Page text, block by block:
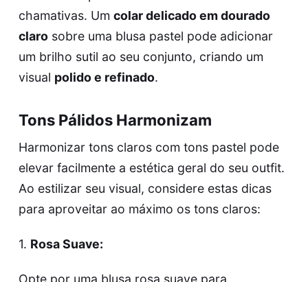
chamativas. Um colar delicado em dourado
clarosobre uma blusa pastel pode adicionar
um brilho sutil ao seu conjunto, criando um
visual polido e refinado.
Tons Pálidos Harmonizam
Harmonizar tons claros com tons pastel pode
elevar facilmente a estética geral do seu outfit.
Ao estilizar seu visual, considere estas dicas
para aproveitar ao máximo os tons claros:
1. Rosa Suave:
Opte por uma blusa rosa suave para